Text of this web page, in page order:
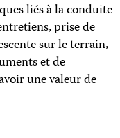
liés à la conduite
prise de
sur le terrain,
et de
une valeur de